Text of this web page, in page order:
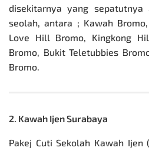
disekitarnya yang
seolah, antara ; Kawah
Love Hill Bromo, Kingkong
Bromo, Bukit Teletubbies
Bromo.
2. Kawah Ijen Surabaya
Pakej Cuti Sekolah Kawah